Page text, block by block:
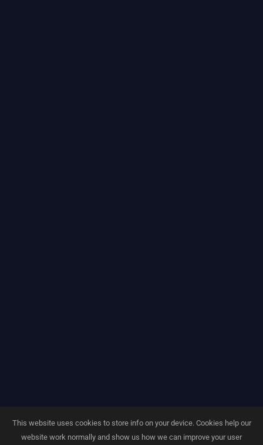
This website uses cookies to store info on your device. Cookies help our
website work normally and show us how we can improve your user